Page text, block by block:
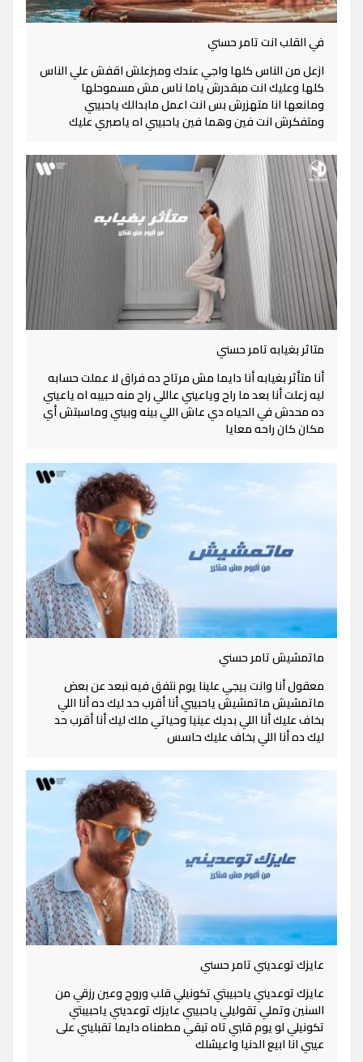
في القلب انت تامر حسني
ازعل من الناس كلها واجي عندك ومبزعلش اقفش علي الناس
كلها وعليك انت مبقدرش ياما ناس مش مسموحلها
ومانعها انا متهزرش بس انت اعمل مابدالك ياحبيبي
ومتفكرش انت فين وهما فين ياحبيبي اه ياصبري عليك
متاثر بغيابه تامر حسني
أنا متأثر بغيابه أنا دايما مش مرتاح ده فراق لا عملت حسابه
ليه زعلت أنا بعد ما راح وياعيني عاللي راح منه حبيبه اه ياعيني
ده محدش في الحياه دي عاش اللي بينه وبيني وماسبتش أي
مكان كان راحه معايا
ماتمشيش تامر حسني
معقول أنا وانت ييجي علينا يوم نتفق فيه نبعد عن بعض
ماتمشيش ماتمشيش ياحبيبي أنا أقرب حد ليك ده أنا اللي
بخاف عليك أنا اللي بديك عينيا وحياتي ملك ليك أنا أقرب حد
ليك ده أنا اللي بخاف عليك حاسس
عايزك توعديني تامر حسني
عايزك توعديني ياحبيبتي تكونيلي قلب وروح وعين رزقي من
السنين وتملي تقوليلي ياحبيبي عايزك توعديني ياحبيبتي
تكونيلي لو يوم قلبي تاه تبقي مطمناه دايما تقبليني على
عيبي انا ابيع الدنيا واعيشلك